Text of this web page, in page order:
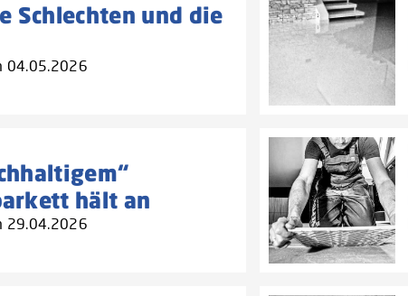
Schlechten und die
04.05.2026
hält an
29.04.2026